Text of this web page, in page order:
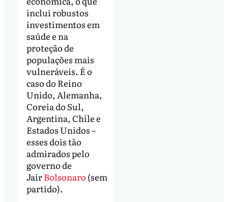
inclui robustos
investimentos em
saúde e na
proteção de
populações mais
vulneráveis. É o
caso do Reino
Unido, Alemanha,
Coreia do Sul,
Argentina, Chile e
Estados Unidos –
esses dois tão
admirados pelo
governo de
JairBolsonaro (sem
partido).